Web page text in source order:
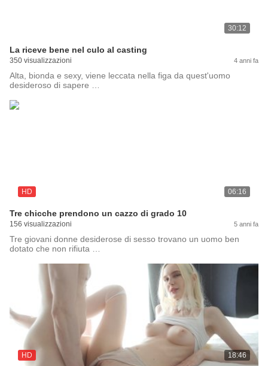
30:12
La riceve bene nel culo al casting
350 visualizzazioni 4 anni fa
Alta, bionda e sexy, viene leccata nella figa da quest'uomo
desideroso di sapere …
HD 06:16
Tre chicche prendono un cazzo di grado 10
156 visualizzazioni 5 anni fa
Tre giovani donne desiderose di sesso trovano un uomo ben
dotato che non rifiuta …
HD 18:46